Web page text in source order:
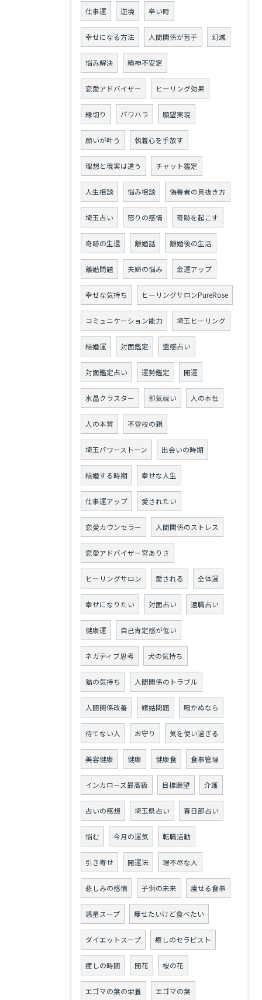
仕事運 逆境 辛い時
幸せになる方法 人間関係が苦手 幻滅
悩み解決 精神不安定
恋愛アドバイザー ヒーリング効果
縁切り パワハラ 願望実現
願いが叶う 執着心を手放す
理想と現実は違う チャット鑑定
人生相談 悩み相談 偽善者の見抜き方
埼玉占い 怒りの感情 奇跡を起こす
奇跡の生還 離婚話 離婚後の生活
離婚問題 夫婦の悩み 金運アップ
幸せな気持ち ヒーリングサロンPureRose
コミュニケーション能力 埼玉ヒーリング
結婚運 対面鑑定 霊感占い
対面鑑定占い 運勢鑑定 開運
水晶クラスター 邪気祓い 人の本性
人の本質 不登校の親
埼玉パワーストーン 出会いの時期
結婚する時期 幸せな人生
仕事運アップ 愛されたい
恋愛カウンセラー 人間関係のストレス
恋愛アドバイザー宮ありさ
ヒーリングサロン 愛される 全体運
幸せになりたい 対面占い 適職占い
健康運 自己肯定感が低い
ネガティブ思考 犬の気持ち
猫の気持ち 人間関係のトラブル
人間関係改善 嫁姑問題 鳴かぬなら
待てない人 お守り 気を使い過ぎる
美容健康 健康 健康食 食事管理
インカローズ最高級 目標願望 介護
占いの感想 埼玉県占い 春日部占い
悩む 今月の運気 転職活動
引き寄せ 開運法 理不尽な人
悲しみの感情 子供の未来 痩せる食事
惑星スープ 痩せたいけど食べたい
ダイエットスープ 癒しのセラピスト
癒しの時間 開花 桜の花
エゴマの葉の栄養 エゴマの葉